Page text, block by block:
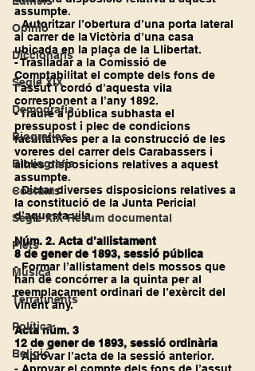
Opinió
Diccionaris
Segle XIX
Demografia
Biografies
Bibliografia
Costums
Segle XIX-Resum documental
Plets
Música
Terratinents
Política
Religió
assumpte.
- Autoritzar l’obertura d’una porta lateral
al carrer de la Victòria d’una casa
ubicada en la plaça de la Llibertat.
- Traslladar a la Comissió de
Comptabilitat el compte dels fons de
l’assut i cordó d’aquesta vila
corresponent a l’any 1892.
- Traure a pública subhasta el
pressupost i plec de condicions
facultatives per a la construcció de les
voreres del carrer dels Carabassers i
altres disposicions relatives a aquest
assumpte.
- Dictar diverses disposicions relatives a
la constitució de la Junta Pericial
d’aquesta vila.
Núm. 2. Acta d’allistament
8 de gener de 1893, sessió pública
- Formar l’allistament dels mossos que
han de concórrer a la quinta per al
reemplaçament ordinari de l’exèrcit del
vinent any.
Acta núm. 3
12 de gener de 1893, sessió ordinària
- Aprovar l’acta de la sessió anterior.